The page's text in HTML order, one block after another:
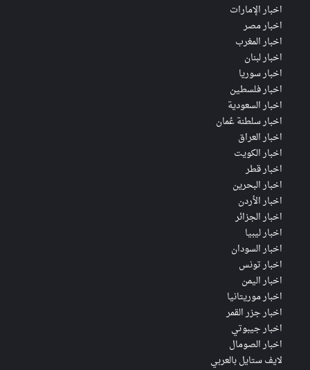
اخبار الإمارات
اخبار مصر
اخبار المغرب
اخبار لبنان
اخبار سوريا
اخبار فلسطين
اخبار السعودية
اخبار سلطنة عُمان
اخبار العراق
اخبار الكويت
اخبار قطر
اخبار البحرين
اخبار الأردن
اخبار الجزائر
اخبار ليبيا
اخبار السودان
اخبار تونس
اخبار اليمن
اخبار موريتانيا
اخبار جزر القمر
اخبار جيبوتي
اخبار الصومال
لايف ستايل بالعربي